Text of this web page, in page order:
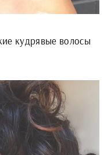
кудрявые волосы